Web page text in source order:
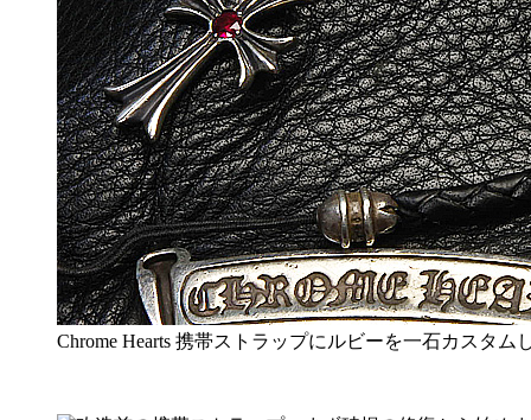
Chrome Hearts 携帯ストラップにルビーを一石カスタム